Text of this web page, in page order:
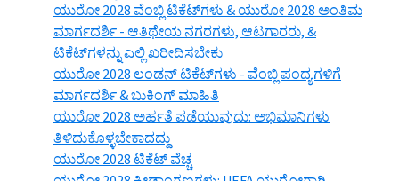
ಯುರೋ 2028 ವೆಂಬ್ಲಿ ಟಿಕೆಟ್‌ಗಳು & ಯುರೋ 2028 ಅಂತಿಮ
ಮಾರ್ಗದರ್ಶಿ - ಆತಿಥೇಯ ನಗರಗಳು, ಆಟಗಾರರು, &
ಟಿಕೆಟ್‌ಗಳನ್ನು ಎಲ್ಲಿ ಖರೀದಿಸಬೇಕು
ಯುರೋ 2028 ಲಂಡನ್ ಟಿಕೆಟ್‌ಗಳು - ವೆಂಬ್ಲಿ ಪಂದ್ಯಗಳಿಗೆ
ಮಾರ್ಗದರ್ಶಿ & ಬುಕಿಂಗ್ ಮಾಹಿತಿ
ಯುರೋ 2028 ಅರ್ಹತೆ ಪಡೆಯುವುದು: ಅಭಿಮಾನಿಗಳು
ತಿಳಿದುಕೊಳ್ಳಬೇಕಾದದ್ದು
ಯುರೋ 2028 ಟಿಕೆಟ್ ವೆಚ್ಚ